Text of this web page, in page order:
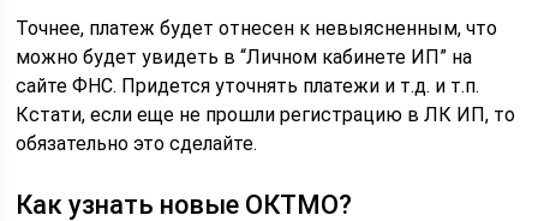
Точнее, платеж будет отнесен к невыясненным, что
можно будет увидеть в “Личном кабинете ИП” на
сайте ФНС. Придется уточнять платежи и т.д. и т.п.
Кстати, если еще не прошли регистрацию в ЛК ИП, то
обязательно это сделайте.
Как узнать новые ОКТМО?